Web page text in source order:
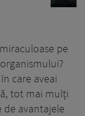
pe
care aveai
tot mai mulți
avantajele